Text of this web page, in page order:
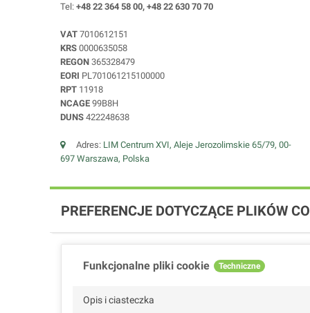
Tel: +48 22 364 58 00, +48 22 630 70 70
VAT 7010612151
KRS 0000635058
REGON 365328479
EORI PL701061215100000
RPT 11918
NCAGE 99B8H
DUNS 422248638
Adres: LIM Centrum XVI, Aleje Jerozolimskie 65/79, 00-
697 Warszawa, Polska
PREFERENCJE DOTYCZĄCE PLIKÓW
Funkcjonalne pliki cookie Techniczne
Opis i ciasteczka